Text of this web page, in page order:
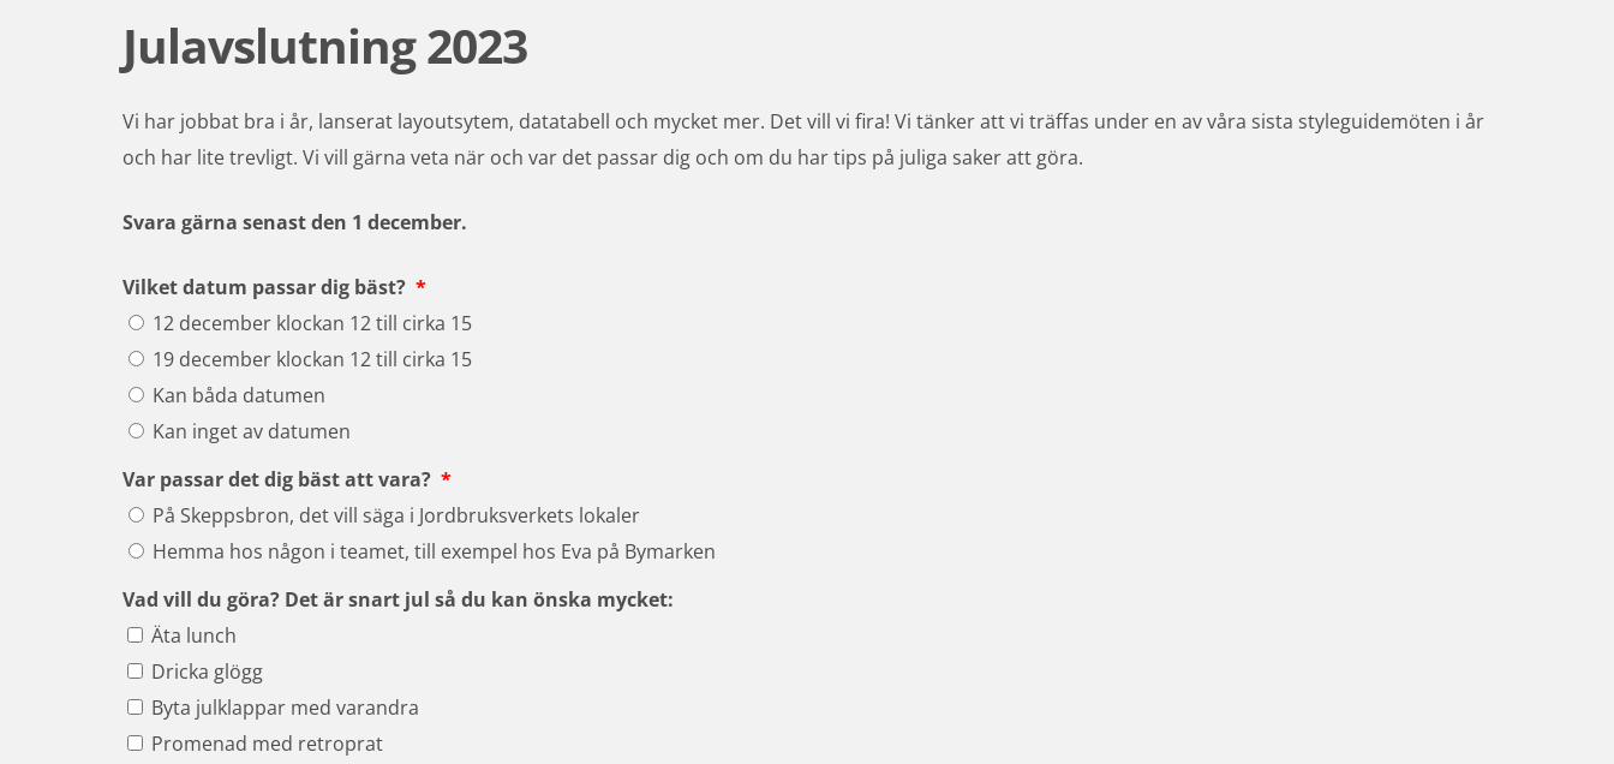
Julavslutning 2023
Vi har jobbat bra i år, lanserat layoutsytem, datatabell och mycket mer. Det vill vi fira! Vi tänker att vi träffas under en av våra sista styleguidemöten i år
och har lite trevligt. Vi vill gärna veta när och var det passar dig och om du har tips på juliga saker att göra.
Svara gärna senast den 1 december.
Vilket datum passar dig bäst? *(obligatorisk)
Vilket datum passar dig bäst?
12 december klockan 12 till cirka 15
19 december klockan 12 till cirka 15
Kan båda datumen
Kan inget av datumen
Var passar det dig bäst att vara? *(obligatorisk)
Var passar det dig bäst att vara?
På Skeppsbron, det vill säga i Jordbruksverkets lokaler
Hemma hos någon i teamet, till exempel hos Eva på Bymarken
Vad vill du göra? Det är snart jul så du kan önska mycket:
Vad vill du göra? Det är snart jul så du kan önska mycket:
Äta lunch
Dricka glögg
Byta julklappar med varandra
Promenad med retroprat